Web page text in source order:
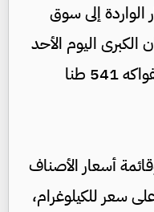
إلى سوق
الكبرى اليوم الأحد
2768 طنا، فيما بلغت كمية الفواكه 541 طنا
أسعار الأصناف
سعر للكيلوغرام،